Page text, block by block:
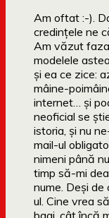
Am oftat :-).
credințele ne
Am văzut
modelele
și ea ce zice:
mâine-
internet… și
neoficial se
istoria, și nu
mail-ul
nimeni până
timp să-mi
nume. Deși
ul. Cine vrea
bagi, cât încă